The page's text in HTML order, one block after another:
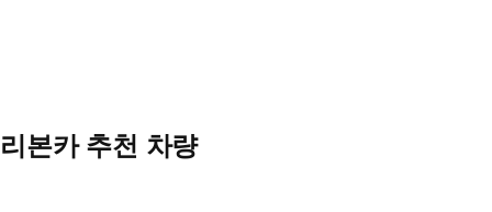
리본카 추천 차량